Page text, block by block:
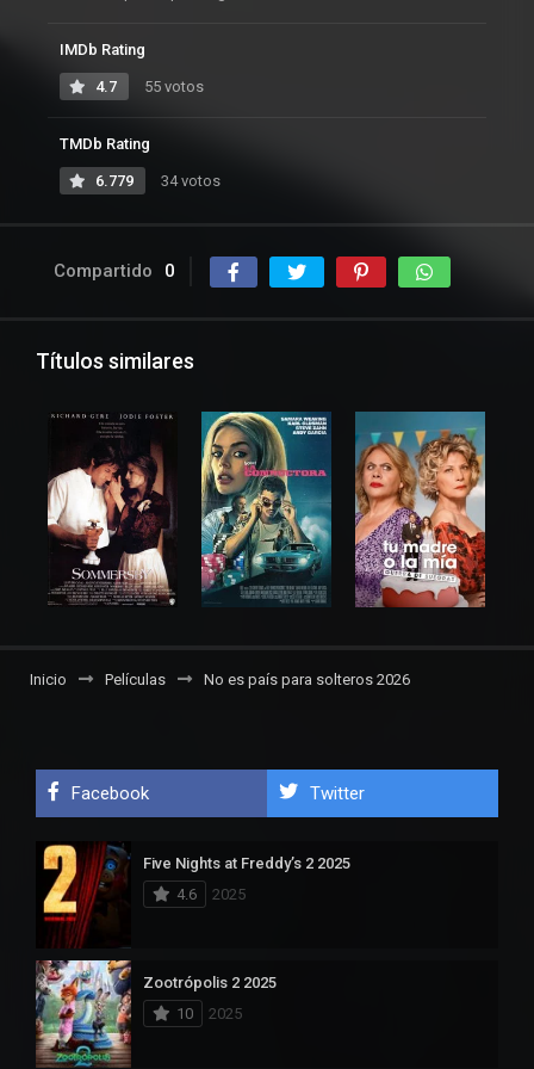
IMDb Rating
4.7 55 votos
TMDb Rating
6.779 34 votos
Compartido 0
Títulos similares
Inicio Películas No es país para solteros 2026
Facebook Twitter
Five Nights at Freddy’s 2 2025
4.6
2025
Zootrópolis 2 2025
10
2025